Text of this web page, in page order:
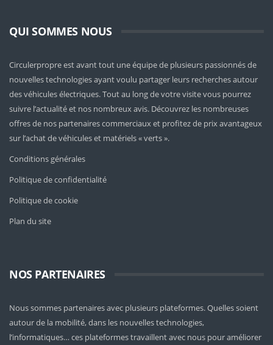
QUI SOMMES NOUS
Circulerpropre est avant tout une équipe de plusieurs passionnés de
nouvelles technologies ayant voulu partager leurs recherches autour
des véhicules électriques. Tout au long de votre visite vous pourrez
suivre l’actualité et nos nombreux avis. Découvrez les nombreuses
offres de nos partenaires commerciaux et profitez de prix avantageux
sur l’achat de véhicules et matériels « verts ».
Conditions générales
Politique de confidentialité
Politique de cookie
Plan du site
NOS PARTENAIRES
Nous sommes partenaires avec plusieurs plateformes. Quelles soient
autour de la mobilité, dans les nouvelles technologies,
l’informatiques… ces plateformes travaillent avec nous pour améliorer